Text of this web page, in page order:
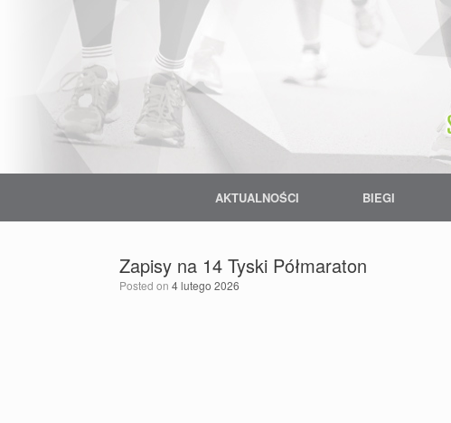
AKTUALNOŚCI BIEGI
Zapisy na 14 Tyski Półmaraton
Posted on 4 lutego 2026